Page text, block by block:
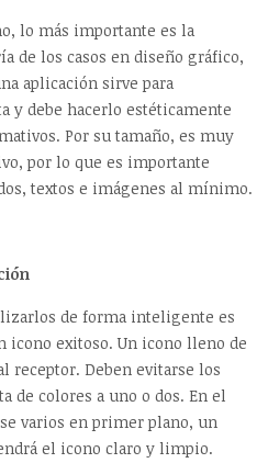
lo más importante es la
de los casos en diseño gráfico,
aplicación sirve para
y debe hacerlo estéticamente
Por su tamaño, es muy
por lo que es importante
textos e imágenes al mínimo.
de forma inteligente es
exitoso. Un icono lleno de
receptor. Deben evitarse los
de colores a uno o dos. En el
varios en primer plano, un
el icono claro y limpio.